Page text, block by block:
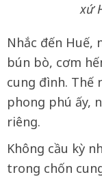
xứ
Nhắc đến Huế,
bún bò, cơm
cung đình. Thế
phong phú ấy,
riêng.
Không cầu kỳ
trong chốn